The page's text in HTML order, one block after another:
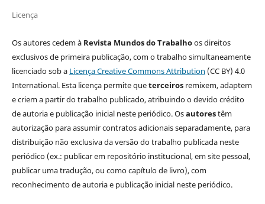
Licença
Os autores cedem à Revista Mundos do Trabalhoos direitos
exclusivos de primeira publicação, com o trabalho simultaneamente
licenciado sob a Licença Creative Commons Attribution (CC BY) 4.0
International. Esta licença permite queterceirosremixem, adaptem
e criem a partir do trabalho publicado, atribuindo o devido crédito
de autoria e publicação inicial neste periódico. Osautorestêm
autorização para assumir contratos adicionais separadamente, para
distribuição não exclusiva da versão do trabalho publicada neste
periódico (ex.: publicar em repositório institucional, em site pessoal,
publicar uma tradução, ou como capítulo de livro), com
reconhecimento de autoria e publicação inicial neste periódico.